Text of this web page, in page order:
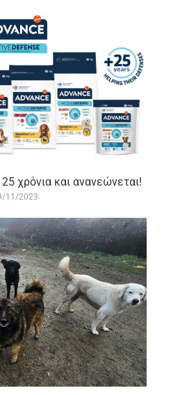
χρόνια και ανανεώνεται!
11/2023